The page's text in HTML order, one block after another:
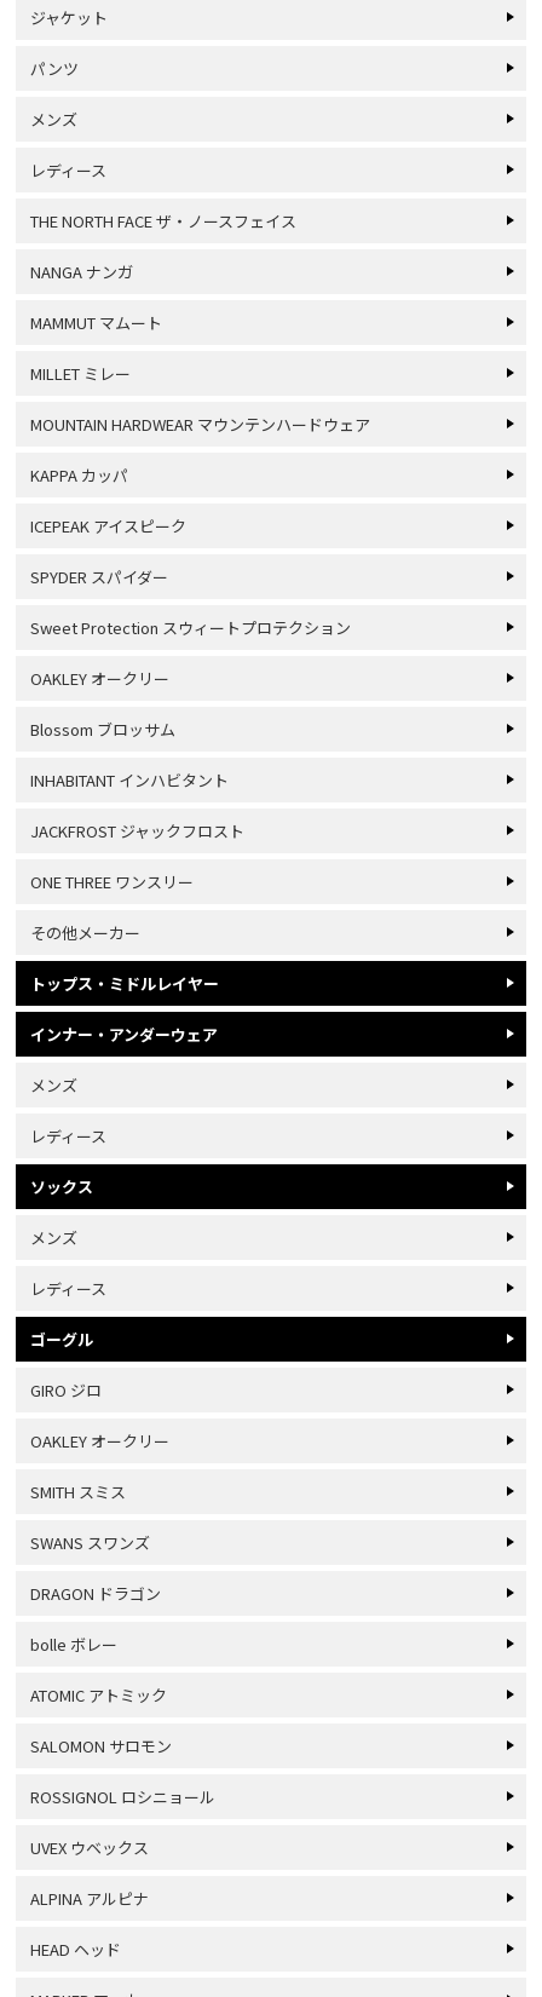
ジャケット
パンツ
メンズ
レディース
THE NORTH FACE ザ・ノースフェイス
NANGA ナンガ
MAMMUT マムート
MILLET ミレー
MOUNTAIN HARDWEAR マウンテンハードウェア
KAPPA カッパ
ICEPEAK アイスピーク
SPYDER スパイダー
Sweet Protection スウィートプロテクション
OAKLEY オークリー
Blossom ブロッサム
INHABITANT インハビタント
JACKFROST ジャックフロスト
ONE THREE ワンスリー
その他メーカー
トップス・ミドルレイヤー
インナー・アンダーウェア
メンズ
レディース
ソックス
メンズ
レディース
ゴーグル
GIRO ジロ
OAKLEY オークリー
SMITH スミス
SWANS スワンズ
DRAGON ドラゴン
bolle ボレー
ATOMIC アトミック
SALOMON サロモン
ROSSIGNOL ロシニョール
UVEX ウベックス
ALPINA アルピナ
HEAD ヘッド